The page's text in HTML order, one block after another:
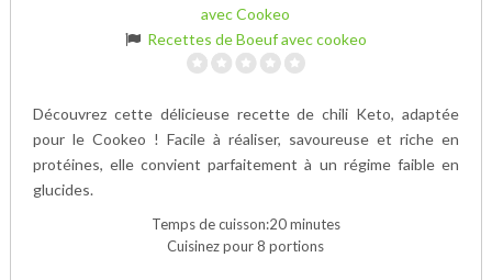
avec Cookeo
Recettes de Boeuf avec cookeo
Découvrez cette délicieuse recette de chili Keto, adaptée
pour le Cookeo ! Facile à réaliser, savoureuse et riche en
protéines, elle convient parfaitement à un régime faible en
glucides.
Temps de cuisson:20 minutes
Cuisinez pour 8 portions